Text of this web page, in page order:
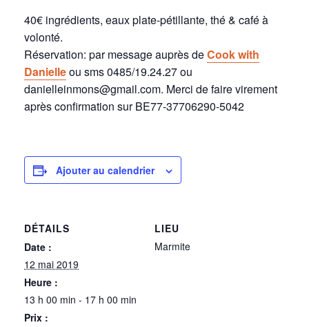
40€ ingrédients, eaux plate-pétillante, thé & café à
volonté.
Réservation: par message auprès deCook with
Danielleou sms 0485/19.24.27 ou
danielleinmons@gmail.com. Merci de faire virement
après confirmation sur BE77-37706290-5042
Ajouter au calendrier
DÉTAILS
Date :
12 mai 2019
Heure :
13 h 00 min - 17 h 00 min
Prix :
LIEU
Marmite